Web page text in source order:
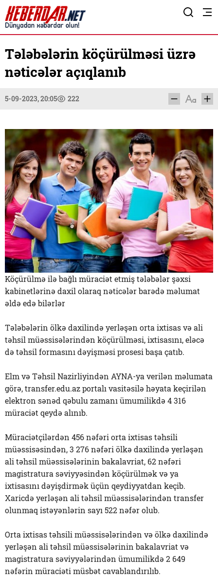
Tələbələrin köçürülməsi üzrə
nəticələr açıqlanıb
5-09-2023, 20:05 222
Köçürülmə ilə bağlı müraciət etmiş tələbələr şəxsi
kabinetlərinə daxil olaraq nəticələr barədə məlumat
əldə edə bilərlər
Tələbələrin ölkə daxilində yerləşən orta ixtisas və ali
təhsil müəssisələrindən köçürülməsi, ixtisasını, eləcə
də təhsil formasını dəyişməsi prosesi başa çatıb.
Elm və Təhsil Nazirliyindən AYNA-ya verilən məlumata
görə, transfer.edu.az portalı vasitəsilə həyata keçirilən
elektron sənəd qəbulu zamanı ümumilikdə 4 316
müraciət qeydə alınıb.
Müraciətçilərdən 456 nəfəri orta ixtisas təhsili
müəssisəsindən, 3 276 nəfəri ölkə daxilində yerləşən
ali təhsil müəssisələrinin bakalavriat, 62 nəfəri
magistratura səviyyəsindən köçürülmək və ya
ixtisasını dəyişdirmək üçün qeydiyyatdan keçib.
Xaricdə yerləşən ali təhsil müəssisələrindən transfer
olunmaq istəyənlərin sayı 522 nəfər olub.
Orta ixtisas təhsili müəssisələrindən və ölkə daxilində
yerləşən ali təhsil müəssisələrinin bakalavriat və
magistratura səviyyələrindən ümumilikdə 2 649
nəfərin müraciəti müsbət cavablandırılıb.